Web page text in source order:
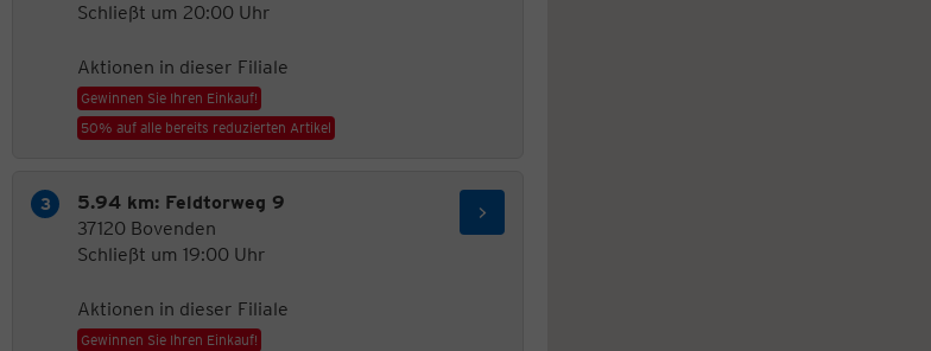
Schließt um 20:00 Uhr
Aktionen in dieser Filiale
Gewinnen Sie Ihren Einkauf!
50% auf alle bereits reduzierten Artikel
5.94 km: Feldtorweg 9
37120 Bovenden
Schließt um 19:00 Uhr
Aktionen in dieser Filiale
Gewinnen Sie Ihren Einkauf!